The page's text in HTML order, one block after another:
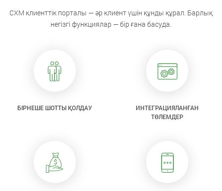
CXM клиенттік порталы — әр клиент үшін құнды құрал. Барлық
негізгі функциялар — бір ғана басуда.
БІРНЕШЕ ШОТТЫ ҚОЛДАУ
ИНТЕГРАЦИЯЛАНҒАН
ТӨЛЕМДЕР